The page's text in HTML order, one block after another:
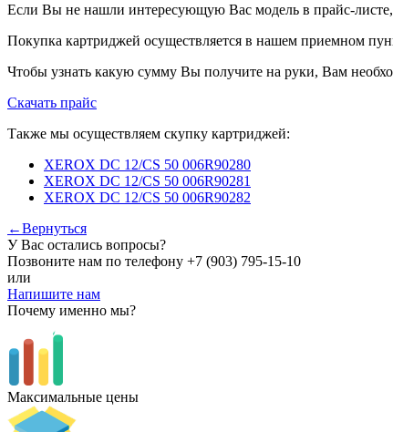
Если Вы не нашли интересующую Вас модель в прайс-
Покупка картриджей осуществляется в нашем приемном
Чтобы узнать какую сумму Вы получите на руки, Вам
Скачать прайс
Также мы осуществляем скупку картриджей:
XEROX DC 12/CS 50 006R90280
XEROX DC 12/CS 50 006R90281
XEROX DC 12/CS 50 006R90282
←Вернуться
У Вас остались вопросы?
Позвоните нам по телефону +7 (903) 795-15-10
или
Напишите нам
Почему именно мы?
Максимальные цены